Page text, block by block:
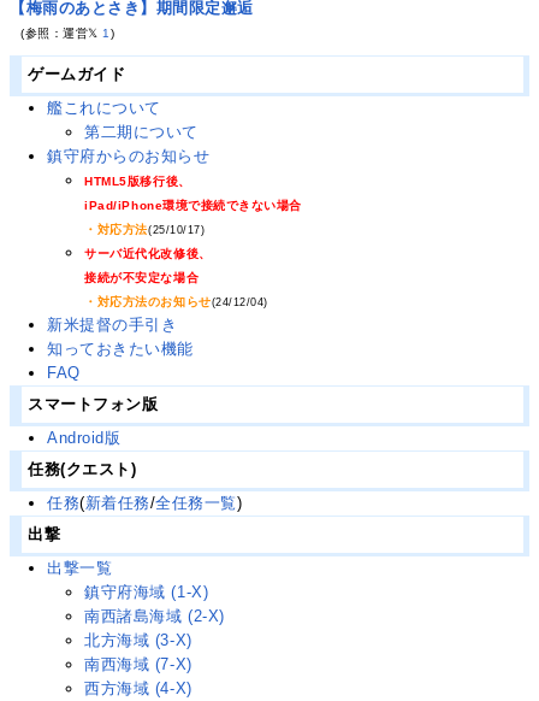
【梅雨のあとさき】期間限定邂逅
(参照：運営𝕏1)
ゲームガイド
艦これについて
第二期について
鎮守府からのお知らせ
HTML5版移行後、
iPad/iPhone環境で接続できない場合
・対応方法(25/10/17)
サーバ近代化改修後、
接続が不安定な場合
・対応方法のお知らせ(24/12/04)
新米提督の手引き
知っておきたい機能
FAQ
スマートフォン版
Android版
任務(クエスト)
任務(新着任務/全任務一覧)
出撃
出撃一覧
鎮守府海域 (1-X)
南西諸島海域 (2-X)
北方海域 (3-X)
南西海域 (7-X)
西方海域 (4-X)